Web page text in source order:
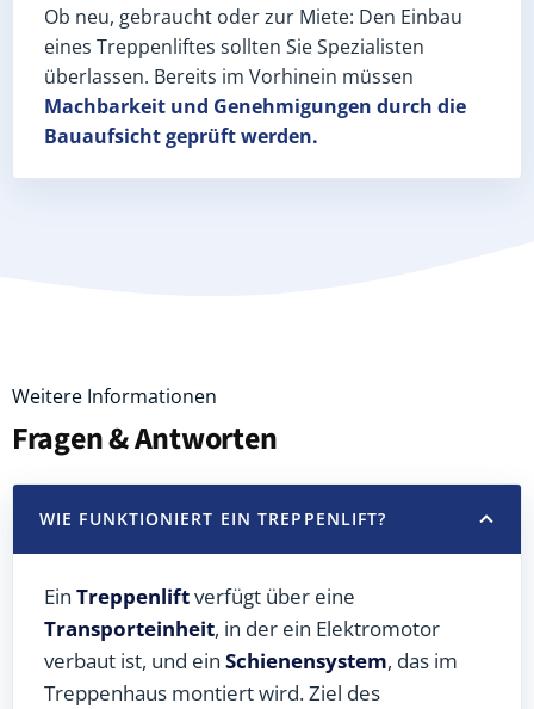
Ob neu, gebraucht oder zur Miete: Den Einbau
eines Treppenliftes sollten Sie Spezialisten
überlassen. Bereits im Vorhinein müssen
Machbarkeit und Genehmigungen durch die
Bauaufsicht geprüft werden.
Weitere Informationen
Fragen & Antworten
WIE FUNKTIONIERT EIN TREPPENLIFT?
Ein Treppenliftverfügt über eine
Transporteinheit, in der ein Elektromotor
verbaut ist, und ein Schienensystem, das im
Treppenhaus montiert wird. Ziel des